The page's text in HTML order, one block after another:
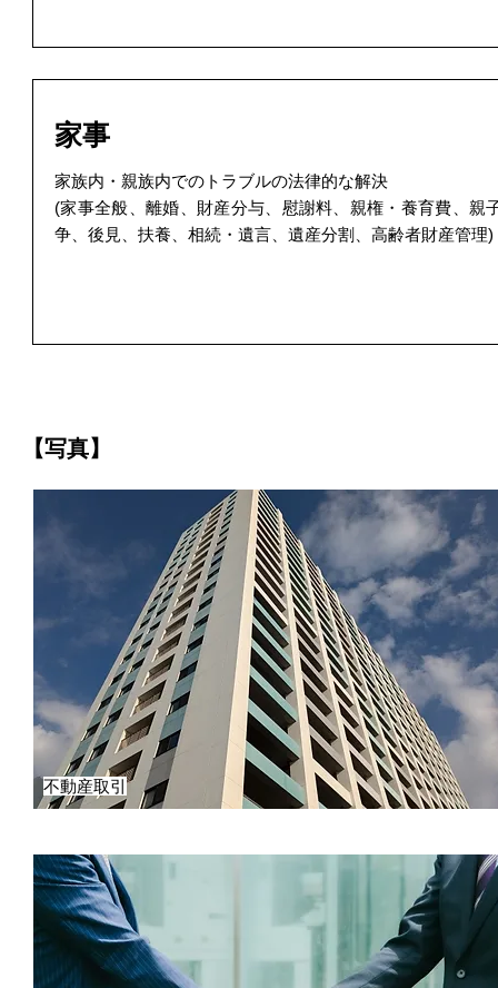
家事
家族内・親族内でのトラブルの法律的な解決
(家事全般、離婚、財産分与、慰謝料、親権・養育費、親
争、後見、扶養、相続・遺言、遺産分割、高齢者財産管理)
【写真】
不動産取引